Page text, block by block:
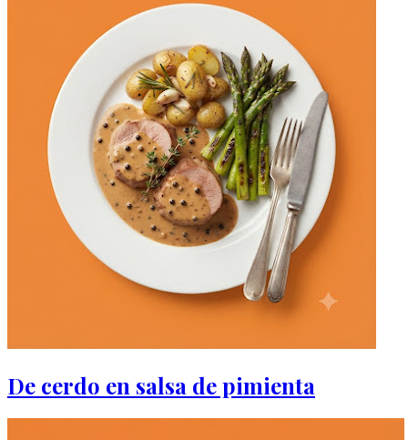
De cerdo en salsa de pimienta